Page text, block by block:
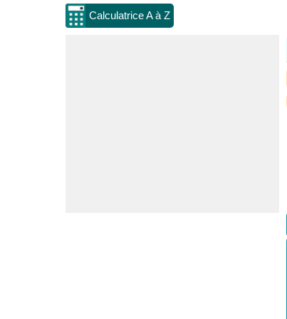
Calculatrice A à Z